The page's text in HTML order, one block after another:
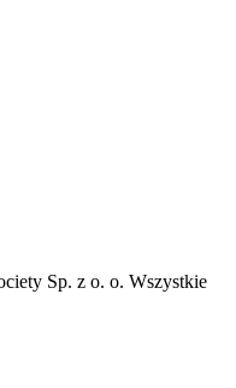
Sp. z o. o. Wszystkie